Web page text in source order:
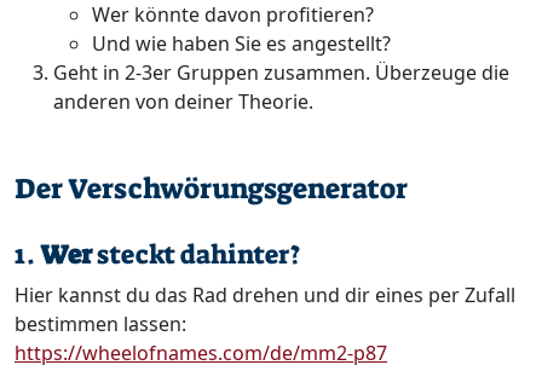
Wer könnte davon profitieren?
Und wie haben Sie es angestellt?
Geht in 2-3er Gruppen zusammen. Überzeuge die
anderen von deiner Theorie.
Der Verschwörungsgenerator
1.Wersteckt dahinter?
Hier kannst du das Rad drehen und dir eines per Zufall
bestimmen lassen:
https://wheelofnames.com/de/mm2-p87